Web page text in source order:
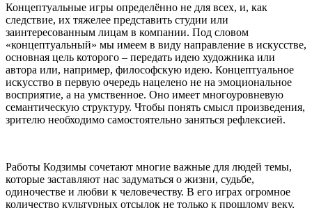
Концептуальные игры определённо не для всех, и, как
следствие, их тяжелее представить студии или
заинтересованным лицам в компании. Под словом
«концептуальный» мы имеем в виду направление в искусстве,
основная цель которого – передать идею художника или
автора или, например, философскую идею. Концептуальное
искусство в первую очередь нацелено не на эмоциональное
восприятие, а на умственное. Оно имеет многоуровневую
семантическую структуру. Чтобы понять смысл произведения,
зрителю необходимо самостоятельно заняться рефлексией.
Работы Кодзимы сочетают многие важные для людей темы,
которые заставляют нас задуматься о жизни, судьбе,
одиночестве и любви к человечеству. В его играх огромное
количество культурных отсылок не только к прошлому веку,